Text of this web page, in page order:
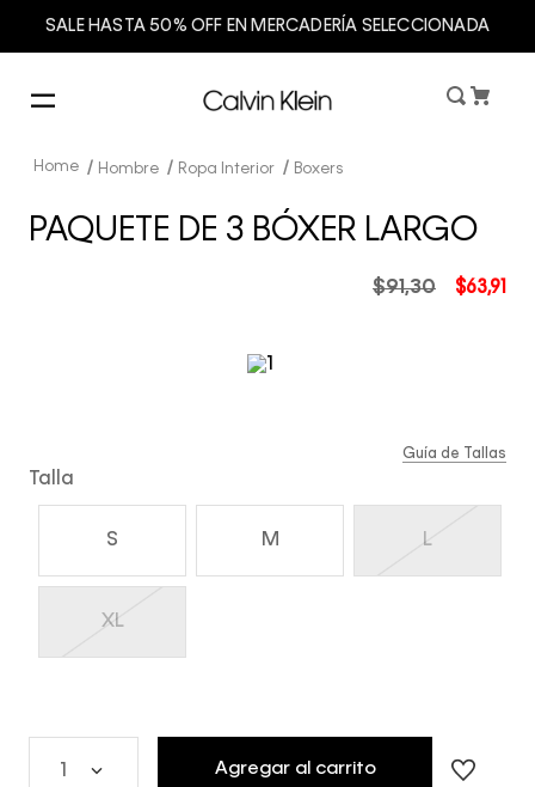
SALE HASTA 50% OFF EN MERCADERÍA SELECCIONADA
Hombre Ropa Interior Boxers
PAQUETE DE 3 BÓXER LARGO
$63,91
$91,30
Talla
S M L
XL
Guía de Tallas
Agregar al carrito